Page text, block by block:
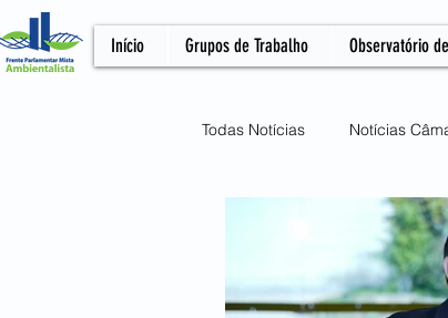
Início Grupos de Trabalho Observatório
Todas Notícias Notícias
Meio
Artigo NOTA OFICIAL